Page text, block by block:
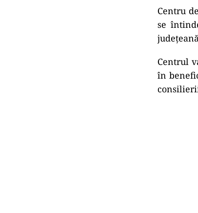
Centru
se
Centrul
în